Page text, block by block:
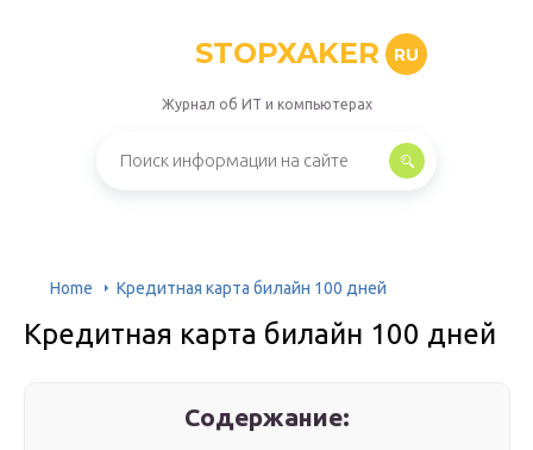
STOPXAKER RU
Журнал об ИТ и компьютерах
Home Кредитная карта билайн 100 дней
Кредитная карта билайн 100 дней
Содержание: